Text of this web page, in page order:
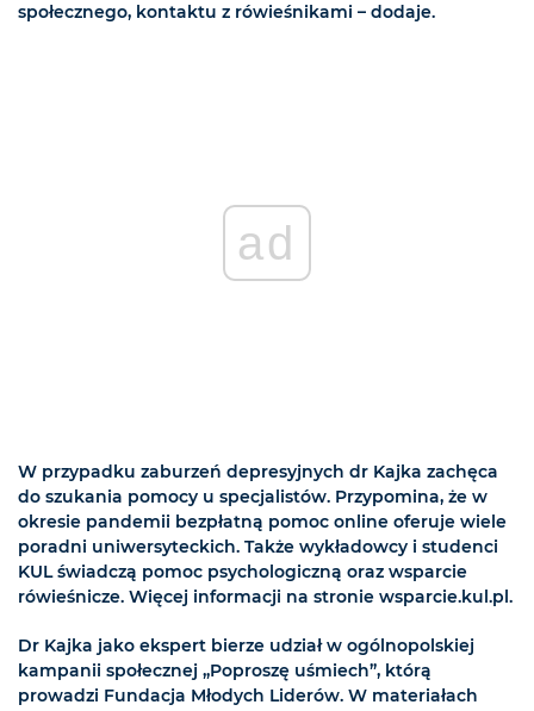
społecznego, kontaktu z rówieśnikami – dodaje.
ad
W przypadku zaburzeń depresyjnych dr Kajka zachęca
do szukania pomocy u specjalistów. Przypomina, że w
okresie pandemii bezpłatną pomoc online oferuje wiele
poradni uniwersyteckich. Także wykładowcy i studenci
KUL świadczą pomoc psychologiczną oraz wsparcie
rówieśnicze. Więcej informacji na stronie wsparcie.kul.pl.
Dr Kajka jako ekspert bierze udział w ogólnopolskiej
kampanii społecznej „Poproszę uśmiech”, którą
prowadzi Fundacja Młodych Liderów. W materiałach